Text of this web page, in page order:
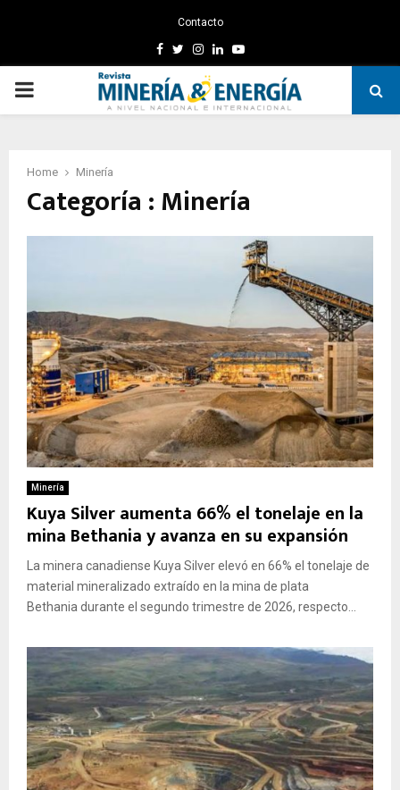
Contacto
Facebook
TwitterInstagram
LinkedinYoutube
PRIMARY
Home Minería
Categoría : Minería
Minería
Kuya Silver aumenta 66% el tonelaje en la
mina Bethania y avanza en su expansión
La minera canadiense Kuya Silver elevó en 66% el tonelaje de
material mineralizado extraído en la mina de plata
Bethania durante el segundo trimestre de 2026, respecto...